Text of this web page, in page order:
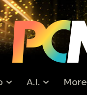
A.I. More